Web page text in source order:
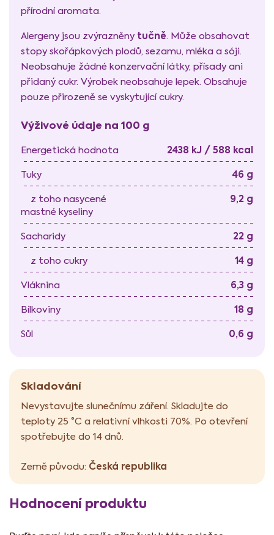
přírodní aromata.
Alergeny jsou zvýrazněny tučně. Může obsahovat
stopy skořápkových plodů, sezamu, mléka a sóji.
Neobsahuje žádné konzervační látky, přísady ani
přidaný cukr. Výrobek neobsahuje lepek. Obsahuje
pouze přirozeně se vyskytující cukry.
Výživové údaje na 100 g
Energetická hodnota 2438 kJ / 588 kcal
Tuky 46 g
z toho nasycené
mastné kyseliny
9,2 g
Sacharidy 22 g
z toho cukry 14 g
Vláknina 6,3 g
Bílkoviny 18 g
Sůl 0,6 g
Skladování
Nevystavujte slunečnímu záření. Skladujte do
teploty 25 °C a relativní vlhkosti 70%. Po otevření
spotřebujte do 14 dnů.
Země původu: Česká republika
Hodnocení produktu